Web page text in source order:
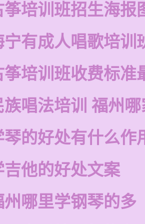
筝培训班招生海报
宁有成人唱歌培训
筝培训班收费标准
族唱法培训 福州
琴的好处有什么作
吉他的好处文案
州哪里学钢琴的多